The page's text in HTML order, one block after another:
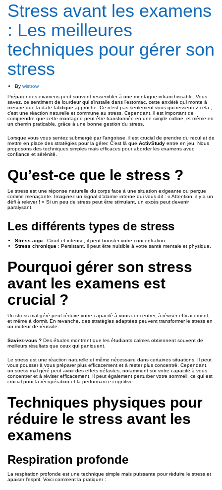
Stress avant les examens
: Les meilleures
techniques pour gérer son
stress
By wistrow
Préparer des examens peut souvent ressembler à une montagne infranchissable. Vous
savez, ce sentiment de lourdeur qui s’installe dans l’estomac, cette anxiété qui monte à
mesure que la date fatidique approche. Ce n’est pas seulement vous qui ressentez cela ;
c’est une réaction naturelle et commune au stress. Cependant, il est important de
comprendre que cette montagne peut être transformée en une simple colline, et même en
un chemin praticable, grâce à une bonne gestion du stress.
Lorsque vous vous sentez submergé par l’angoisse, il est crucial de prendre du recul et de
mettre en place des stratégies pour la gérer. C’est là que ActivStudy entre en jeu. Nous
proposons des techniques simples mais efficaces pour aborder les examens avec
confiance et sérénité.
Qu’est-ce que le stress ?
Le stress est une réponse naturelle du corps face à une situation exigeante ou perçue
comme menaçante. Imaginez un signal d’alarme interne qui vous dit : « Attention, il y a un
défi à relever ! » Si un peu de stress peut être stimulant, un excès peut devenir
paralysant.
Les différents types de stress
Stress aigu : Court et intense, il peut booster votre concentration.
Stress chronique : Persistant, il peut être nuisible à votre santé mentale et physique.
Pourquoi gérer son stress
avant les examens est
crucial ?
Un stress mal géré peut réduire votre capacité à vous concentrer, à réviser efficacement,
et même à dormir. En revanche, des stratégies adaptées peuvent transformer le stress en
un moteur de réussite.
Saviez-vous ? Des études montrent que les étudiants calmes obtiennent souvent de
meilleurs résultats que ceux qui paniquent.
Le stress est une réaction naturelle et même nécessaire dans certaines situations. Il peut
vous pousser à vous préparer plus efficacement et à rester plus concentré. Cependant,
un stress mal géré peut avoir des effets néfastes, notamment sur votre capacité à vous
concentrer et à réviser efficacement. Il peut également perturber votre sommeil, ce qui est
crucial pour la récupération et la performance cognitive.
Techniques physiques pour
réduire le stress avant les
examens
Respiration profonde
La respiration profonde est une technique simple mais puissante pour réduire le stress et
apaiser l’esprit. Voici comment la pratiquer :